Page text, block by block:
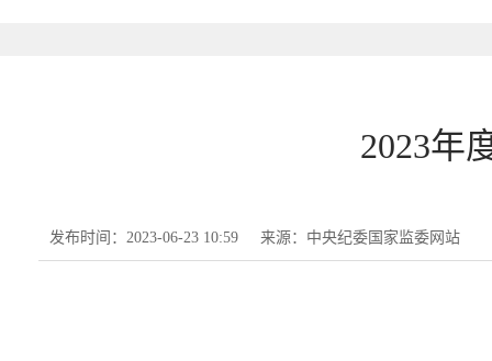
2023年
发布时间：2023-06-23 10:59 来源：中央纪委国家监委网站